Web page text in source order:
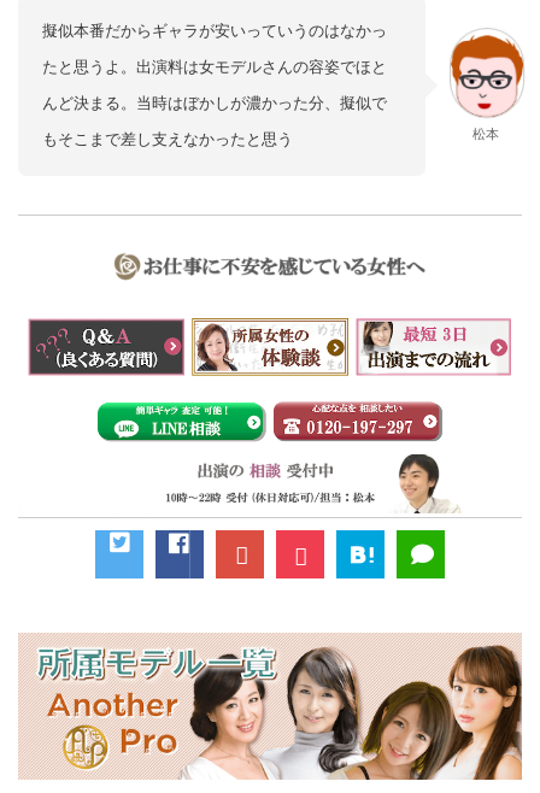
擬似本番だからギャラが安いっていうのはなかっ
たと思うよ。出演料は女モデルさんの容姿でほと
んど決まる。当時はぼかしが濃かった分、擬似で
もそこまで差し支えなかったと思う
松本